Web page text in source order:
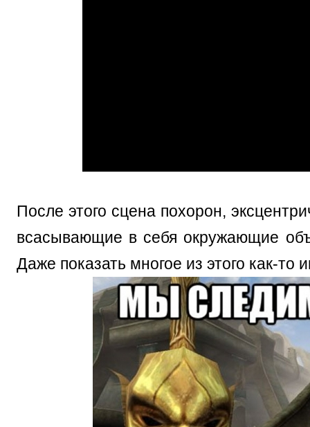
После этого сцена похорон,
всасывающие в себя окружающие
Даже показать многое из этого как-